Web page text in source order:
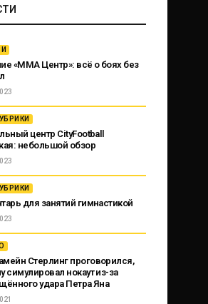
«ММА Центр»: всё о боях без
центр CityFootball
небольшой обзор
для занятий гимнастикой
Стерлинг проговорился,
симулировал нокаут из-за
удара Петра Яна